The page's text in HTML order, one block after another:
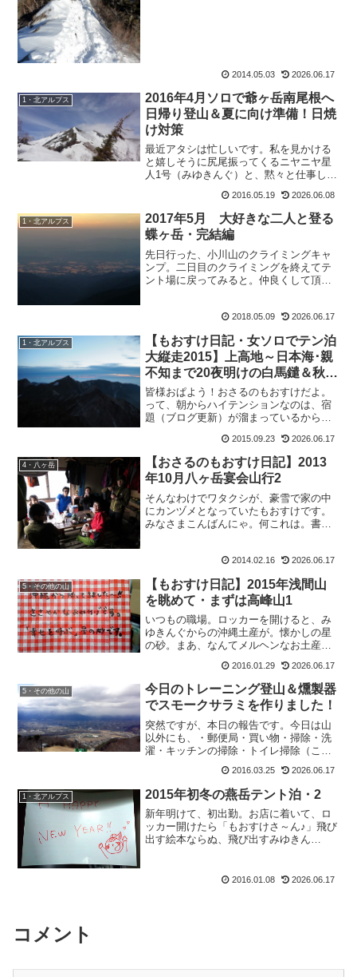
2014.05.03 2026.06.17
1・北アルプス
2016年4月ソロで爺ヶ岳南尾根へ
日帰り登山＆夏に向け準備！日焼
け対策
最近アタシは忙しいです。私を見かける
と嬉しそうに尻尾振ってくるニヤニヤ星
人1号（みゆきんぐ）と、黙々と仕事しな
ヤニヤ星人2号（翔坊）。2人のお子ちゃ
まに仕事教えつつ、検品したりの毎日
で。商品もドカッと入荷...
2016.05.19 2026.06.08
1・北アルプス
2017年5月 大好きな二人と登る
蝶ヶ岳・完結編
先日行った、小川山のクライミングキャ
ンプ。二日目のクライミングを終えてテ
ント場に戻ってみると。仲良くして頂い
夫妻からも、立派な薪のプレゼント。岐
2018.05.09 2026.06.17
1・北アルプス
【もおすけ日記・女ソロでテン泊
大縦走2015】上高地～日本海･親
不知まで20夜明けの白馬鑓＆秋の
裏ワザコーディネイト
皆様おぱよう！おさるのもおすけだよ。
って、朝からハイテンションなのは、宿
題（ブログ更新）が溜まっているから。
が、加工しなくちゃって思うと途端に面
倒になって、夏休みの宿題を溜め込み過
ぎた子供のような気分になっ...
2015.09.23 2026.06.17
4・八ヶ岳
【おさるのもおすけ日記】2013
年10月八ヶ岳宴会山行2
そんなわけでワタクシが、豪雪で家の中
にカンヅメとなっていたもおすけです。
みなさまこんばんにゃ。何これは。書け
すから。早速、弾丸更新していきますよ
2014.02.16 2026.06.17
5・その他の山
【もおすけ日記】2015年浅間山
を眺めて・まずは高峰山1
いつもの職場。ロッカーを開けると、み
ゆきんぐからの沖縄土産が。懐かしの星
の砂。まあ、なんてメルヘンなお土産な
かく頂いたからどこに飾ろうかしら…植
木に撒いたら怒られる？（アタシ的に
は、お洒落トッピングのつも...
2016.01.29 2026.06.17
5・その他の山
今日のトレーニング登山＆燻製器
でスモークサラミを作りました！
突然ですが、本日の報告です。今日は山
以外にも、・郵便局・買い物・掃除・洗
濯・キッチンの掃除・トイレ掃除（この
よ？の、もおすけでございます。んで、
今日の山の報告です。今日のトレーニン
グ登山２０１６年３月２５日...
2016.03.25 2026.06.17
1・北アルプス 2015年初冬の燕岳テント泊・2
新年明けて、初出勤。お店に着いて、ロ
ッカー開けたら「もおすけさ～ん♪」飛び
出す絵本ならぬ、飛び出すみゆきん
ていたそうで、なんでもお父様もこのブ
2016.01.08 2026.06.17
コメント